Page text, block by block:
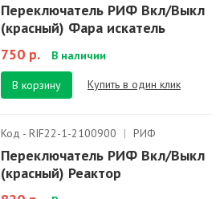
Переключатель РИФ Вкл/Выкл
(красный) Фара искатель
750 р.
В наличии
В корзину Купить в один клик
Код - RIF22-1-2100900 | РИФ
Переключатель РИФ Вкл/Выкл
(красный) Реактор